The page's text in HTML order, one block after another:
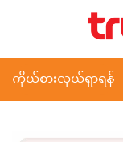
ကိုယ်စားလှယ်ရှာရန်